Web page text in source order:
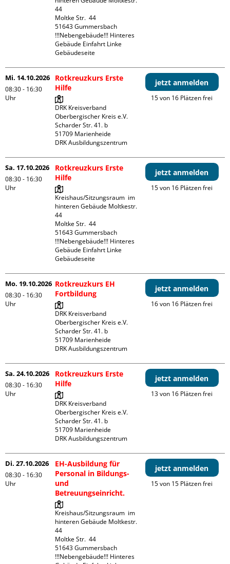
44
Moltke Str.  44
51643 Gummersbach
!!!Nebengebäude!!! Hinteres
Gebäude Einfahrt Linke
Gebäudeseite
Mi. 14.10.2026
08:30 - 16:30
Uhr
Rotkreuzkurs Erste
Hilfe
DRK Kreisverband
Oberbergischer Kreis e.V.
Scharder Str. 41. b
51709 Marienheide
DRK Ausbildungszentrum
jetzt anmelden
15 von 16 Plätzen frei
Sa. 17.10.2026
08:30 - 16:30
Uhr
Rotkreuzkurs Erste
Hilfe
Kreishaus/Sitzungsraum  im
hinteren Gebäude Moltkestr.
44
Moltke Str.  44
51643 Gummersbach
!!!Nebengebäude!!! Hinteres
Gebäude Einfahrt Linke
Gebäudeseite
jetzt anmelden
15 von 16 Plätzen frei
Mo. 19.10.2026
08:30 - 16:30
Uhr
Rotkreuzkurs EH
Fortbildung
DRK Kreisverband
Oberbergischer Kreis e.V.
Scharder Str. 41. b
51709 Marienheide
DRK Ausbildungszentrum
jetzt anmelden
16 von 16 Plätzen frei
Sa. 24.10.2026
08:30 - 16:30
Uhr
Rotkreuzkurs Erste
Hilfe
DRK Kreisverband
Oberbergischer Kreis e.V.
Scharder Str. 41. b
51709 Marienheide
DRK Ausbildungszentrum
jetzt anmelden
13 von 16 Plätzen frei
Di. 27.10.2026
08:30 - 16:30
Uhr
EH-Ausbildung für
Personal in Bildungs-
und
Betreuungseinricht.
Kreishaus/Sitzungsraum  im
hinteren Gebäude Moltkestr.
44
Moltke Str.  44
51643 Gummersbach
!!!Nebengebäude!!! Hinteres
jetzt anmelden
15 von 15 Plätzen frei